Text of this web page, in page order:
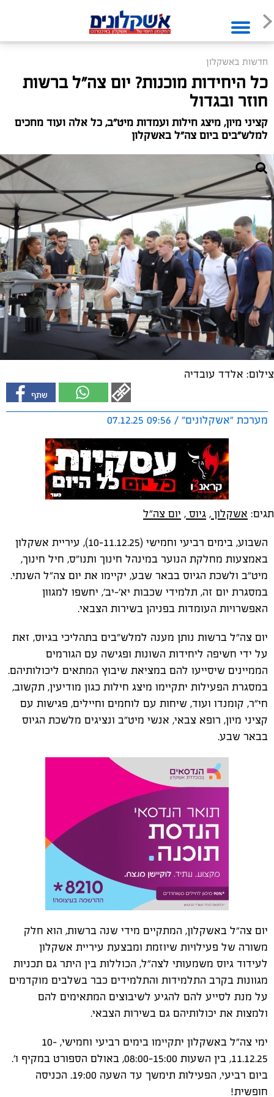
חדשות באשקלון
כל היחידות מוכנות? יום צה"ל ברשות
חוזר ובגדול
קציני מיון, מיצג חילות ועמדות מיט"ב, כל אלה ועוד מחכים
למלש"בים ביום צה"ל באשקלון
צילום: אלדד עובדיה
מערכת "אשקלונים" / 09:56 07.12.25
תגים: אשקלון , גיוס , יום צה"ל
השבוע, בימים רביעי וחמישי (10-11.12.25), עיריית אשקלון
באמצעות מחלקת הנוער במינהל חינוך ותנו"ס, חיל חינוך,
מיט"ב ולשכת הגיוס בבאר שבע, יקיימו את יום צה"ל השנתי.
במסגרת יום זה, תלמידי שכבות יא'-יב', יחשפו למגוון
האפשרויות העומדות בפניהן בשירות הצבאי.
יום צה"ל ברשות נותן מענה למלש"בים בתהליכי בגיוס, זאת
על ידי חשיפה ליחידות השונות ופגישה עם הגורמים
הממיינים שיסייעו להם במציאת שיבוץ המתאים ליכולותיהם.
במסגרת הפעילות יתקיימו מיצג חילות כגון מודיעין, תקשוב,
חי"ר, קומנדו ועוד, שיחות עם לוחמים וחיילים, פגישות עם
קציני מיון, רופא צבאי, אנשי מיט"ב ונציגים מלשכת הגיוס
בבאר שבע.
יום צה״ל באשקלון, המתקיים מידי שנה ברשות, הוא חלק
משורה של פעילויות שיוזמת ומבצעת עיריית אשקלון
לעידוד גיוס משמעותי לצה"ל, הכוללות בין היתר גם תכניות
מגוונות בקרב התלמידות והתלמידים כבר בשלבים מוקדמים
על מנת לסייע להם להגיע לשיבוצים המתאימים להם
ולמצות את יכולותיהם גם בשירות הצבאי.
ימי צה"ל באשקלון יתקיימו בימים רביעי וחמישי, 10-
11.12.25, בין השעות 08:00-15:00, באולם הספורט במקיף ו'.
ביום רביעי, הפעילות תימשך עד השעה 19:00. הכניסה
חופשית!